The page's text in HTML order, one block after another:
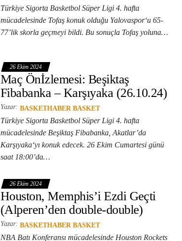
Türkiye Sigorta Basketbol Süper Ligi 4. hafta
mücadelesinde Tofaş konuk olduğu Yalovaspor‘u 65-
77’lik skorla geçmeyi bildi. Bu sonuçla Tofaş yoluna…
26 Ekim 2024
Maç Önİzlemesi: Beşiktaş
Fibabanka – Karşıyaka (26.10.24)
Yazar: BASKETHABER BASKET
Türkiye Sigorta Basketbol Süper Ligi 4. hafta
mücadelesinde Beşiktaş Fibabanka, Akatlar’da
Karşıyaka‘yı konuk edecek. 26 Ekim Cumartesi günü
saat 18:00’da…
26 Ekim 2024
Houston, Memphis’i Ezdi Geçti
(Alperen’den double-double)
Yazar: BASKETHABER BASKET
NBA Batı Konferansı mücadelesinde Houston Rockets